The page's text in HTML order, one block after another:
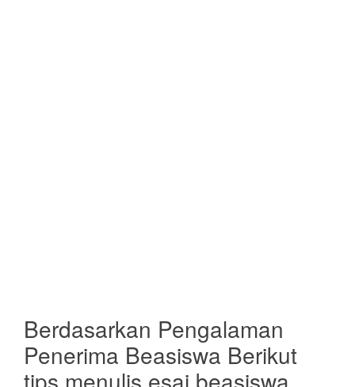
Berdasarkan Pengalaman
Penerima Beasiswa Berikut
tips menulis esai beasiswa